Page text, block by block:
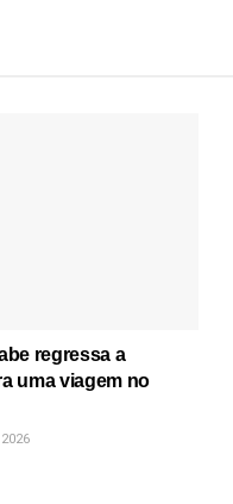
regressa a
uma viagem no